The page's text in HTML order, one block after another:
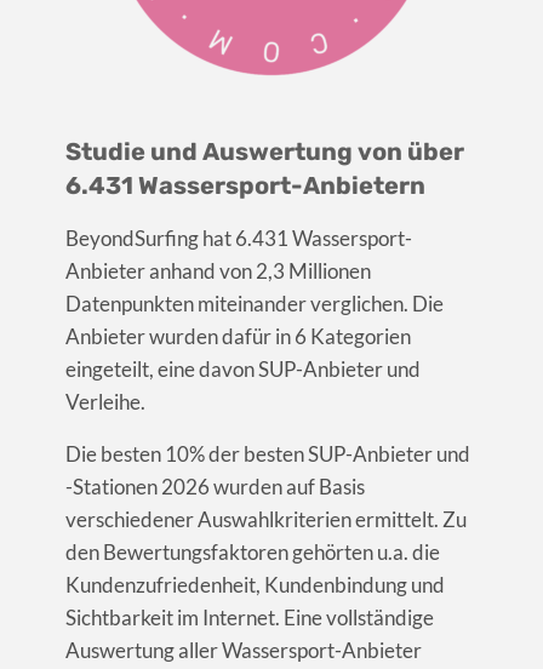
Studie und Auswertung von über
6.431 Wassersport-Anbietern
BeyondSurfing hat 6.431 Wassersport-
Anbieter anhand von 2,3 Millionen
Datenpunkten miteinander verglichen. Die
Anbieter wurden dafür in 6 Kategorien
eingeteilt, eine davon SUP-Anbieter und
Verleihe.
Die besten 10% der besten SUP-Anbieter und
-Stationen 2026 wurden auf Basis
verschiedener Auswahlkriterien ermittelt. Zu
den Bewertungsfaktoren gehörten u.a. die
Kundenzufriedenheit, Kundenbindung und
Sichtbarkeit im Internet. Eine vollständige
Auswertung aller Wassersport-Anbieter